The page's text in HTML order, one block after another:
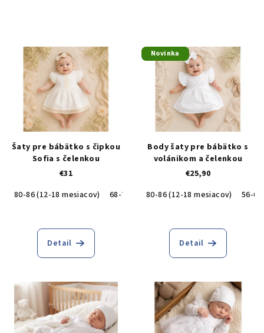
Šaty pre bábätko s čipkou
Sofia s čelenkou
€31
80-86 (12-18 mesiacov)
68-74 (6-9 mesiacov) 56-62 (0-3
Detail
Novinka
Body šaty pre bábätko s
volánikom a čelenkou
€25,90
80-86 (12-18 mesiacov)
56-
Detail